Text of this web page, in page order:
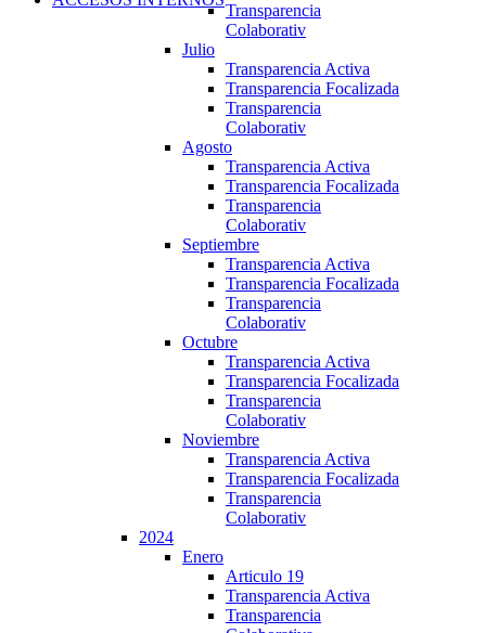
Transparencia
Colaborativ
Julio
Transparencia Activa
Transparencia Focalizada
Transparencia
Colaborativ
Agosto
Transparencia Activa
Transparencia Focalizada
Transparencia
Colaborativ
Septiembre
Transparencia Activa
Transparencia Focalizada
Transparencia
Colaborativ
Octubre
Transparencia Activa
Transparencia Focalizada
Transparencia
Colaborativ
Noviembre
Transparencia Activa
Transparencia Focalizada
Transparencia
Colaborativ
2024
Enero
Articulo 19
Transparencia Activa
Transparencia